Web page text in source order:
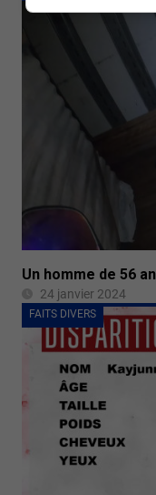
Un homme de 56
24 janvier 2024
FAITS DIVERS